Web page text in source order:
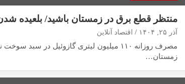
منتظر قطع برق در زمستان باشید/ بلعیده شدن
آذر ۲۵, ۱۴۰۴ اقتصاد آنلاین
مصرف روزانه ۱۱۰ میلیون لیتری گازوئیل در
زمستان…